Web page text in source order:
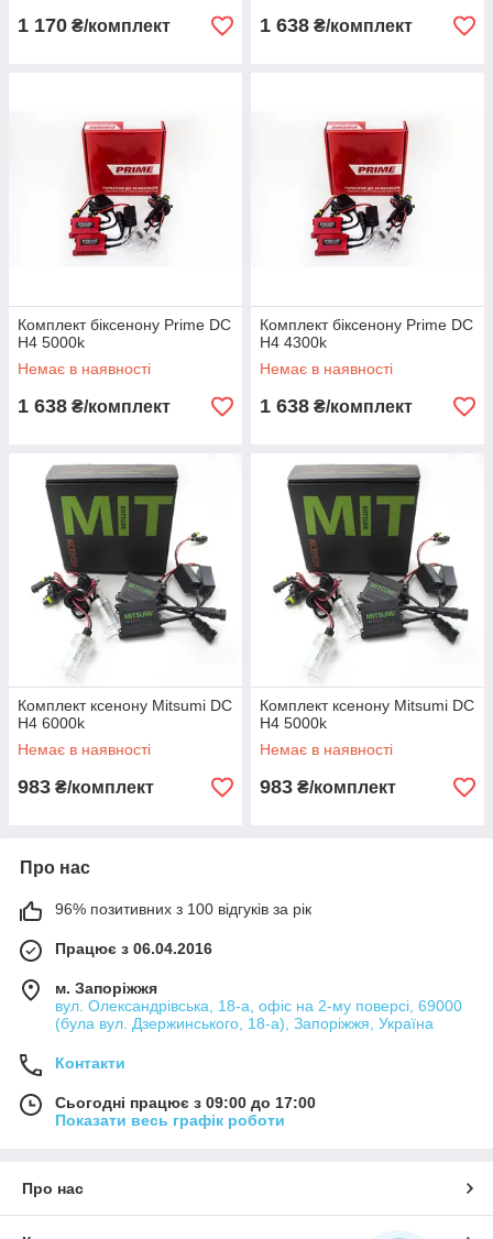
1 170 ₴/комплект 1 638 ₴/комплект
Комплект біксенону Prime DC
H4 5000k
Немає в наявності
1 638 ₴/комплект
Комплект біксенону Prime DC
H4 4300k
Немає в наявності
1 638 ₴/комплект
Комплект ксенону Mitsumi DC
H4 6000k
Немає в наявності
983 ₴/комплект
Комплект ксенону Mitsumi DC
H4 5000k
Немає в наявності
983 ₴/комплект
Про нас
96% позитивних з 100 відгуків за рік
Працює з 06.04.2016
м. Запоріжжя
вул. Олександрівська, 18-а, офіс на 2-му поверсі, 69000
(була вул. Дзержинського, 18-а), Запоріжжя, Україна
Контакти
Сьогодні працює з 09:00 до 17:00
Показати весь графік роботи
Про нас